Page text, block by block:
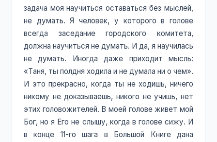
задача моя научиться оставаться без мыслей,
не думать. Я человек, у которого в голове
всегда заседание городского комитета,
должна научиться не думать. И да, я научилась
не думать. Иногда даже приходит мысль:
«Таня, ты полдня ходила и не думала ни о чем».
И это прекрасно, когда ты не ходишь, ничего
никому не доказываешь, никого не учишь, нет
этих головожителей. В моей голове живет мой
Бог, но я Его не слышу, когда в голове сижу. И
в конце 11-го шага в Большой Книге дана